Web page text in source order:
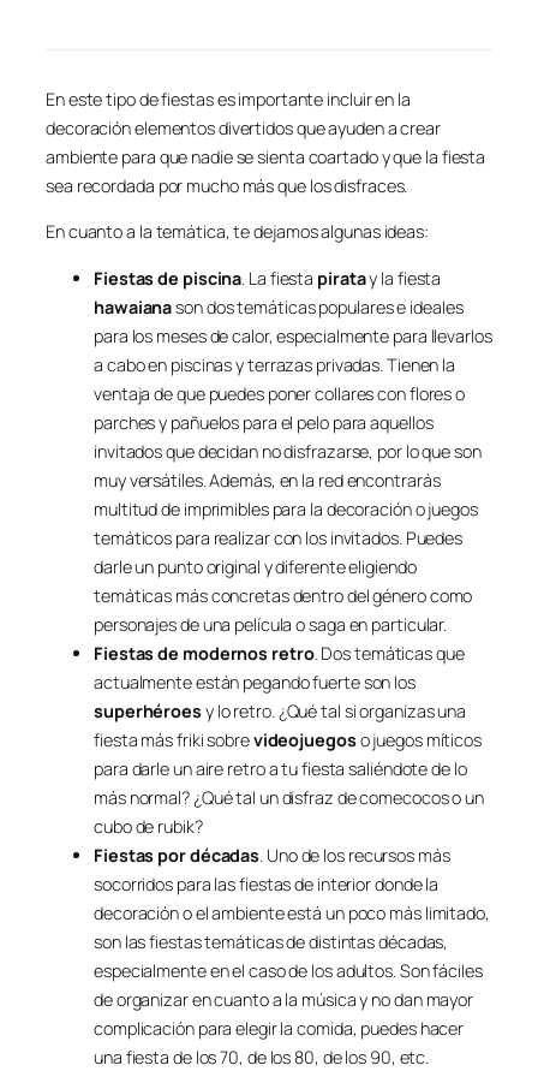
En este tipo de fiestas es importante incluir en la
decoración elementos divertidos que ayuden a crear
ambiente para que nadie se sienta coartado y que la fiesta
sea recordada por mucho más que los disfraces.
En cuanto a la temática, te dejamos algunas ideas:
Fiestas de piscina . La fiesta piratay la fiesta
hawaianason dos temáticas populares e ideales
para los meses de calor, especialmente para llevarlos
a cabo en piscinas y terrazas privadas. Tienen la
ventaja de que puedes poner collares con flores o
parches y pañuelos para el pelo para aquellos
invitados que decidan no disfrazarse, por lo que son
muy versátiles. Además, en la red encontrarás
multitud de imprimibles para la decoración o juegos
temáticos para realizar con los invitados. Puedes
darle un punto original y diferente eligiendo
temáticas más concretas dentro del género como
personajes de una película o saga en particular.
Fiestas de modernos retro. Dos temáticas que
actualmente están pegando fuerte son los
superhéroesy lo retro. ¿Qué tal si organizas una
fiesta más friki sobrevideojuegoso juegos míticos
para darle un aire retro a tu fiesta saliéndote de lo
más normal? ¿Qué tal un disfraz de comecocos o un
cubo de rubik?
Fiestas por décadas . Uno de los recursos más
socorridos para las fiestas de interior donde la
decoración o el ambiente está un poco más limitado,
son las fiestas temáticas de distintas décadas,
especialmente en el caso de los adultos. Son fáciles
de organizar en cuanto a la música y no dan mayor
complicación para elegir la comida, puedes hacer
una fiesta de los 70, de los 80, de los 90, etc.